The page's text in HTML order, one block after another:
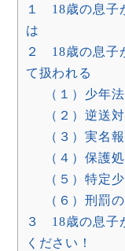
１ 18歳の息子
は
２ 18歳の息子
て扱われる
（１）少年
（２）逆送
（３）実名
（４）保護
（５）特定
（６）刑罰
３ 18歳の息子
ください！